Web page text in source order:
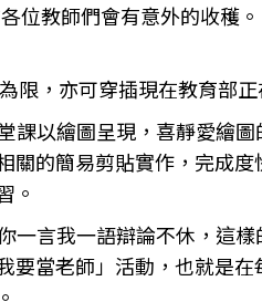
位教師們會有意外的收穫。
，亦可穿插現在教育部正
課以繪圖呈現，喜靜愛繪
的簡易剪貼實作，完成度
。
一言我一語辯論不休，這
要當老師」活動，也就是